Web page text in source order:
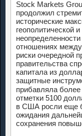
Stock Markets
продолжил
исторические
геополитической
отношениях
риски очередной
правительства
капитала из
защитные
прибавляла
отметки 5100
в США росли еще
ожидания
сохранения